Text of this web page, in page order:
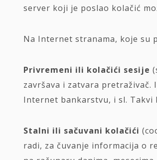
server koji je poslao kolačić
Na Internet stranama, koje su
Privremeni ili kolačići sesije
završava i zatvara
Internet bankarstvu, i sl.
Stalni ili sačuvani kolačići
radi, za čuvanje informacija o